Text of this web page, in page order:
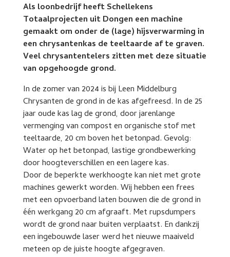
Als loonbedrijf heeft Schellekens
Totaalprojecten uit Dongen een machine
gemaakt om onder de (lage) hijsverwarming in
een chrysantenkas de teeltaarde af te graven.
Veel chrysantentelers zitten met deze situatie
van opgehoogde grond.
In de zomer van 2024 is bij Leen Middelburg
Chrysanten de grond in de kas afgefreesd. In de 25
jaar oude kas lag de grond, door jarenlange
vermenging van compost en organische stof met
teeltaarde, 20 cm boven het betonpad. Gevolg:
Water op het betonpad, lastige grondbewerking
door hoogteverschillen en een lagere kas.
Door de beperkte werkhoogte kan niet met grote
machines gewerkt worden. Wij hebben een frees
met een opvoerband laten bouwen die de grond in
één werkgang 20 cm afgraaft. Met rupsdumpers
wordt de grond naar buiten verplaatst. En dankzij
een ingebouwde laser werd het nieuwe maaiveld
meteen op de juiste hoogte afgegraven.